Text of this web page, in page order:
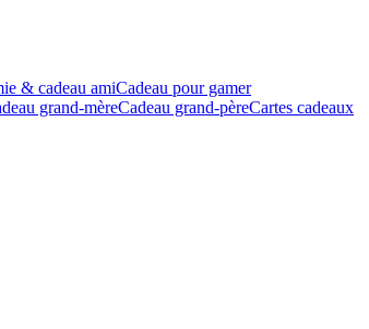
& cadeau amiCadeau pour gamer
grand-mèreCadeau grand-pèreCartes cadeaux